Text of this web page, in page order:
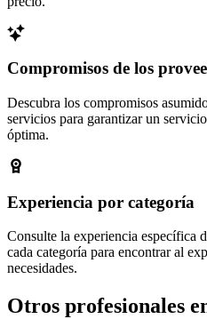
Compromisos de los
Descubra los compromisos
servicios para garantizar un
óptima.
Experiencia por categoría
Consulte la experiencia específica
cada categoría para encontrar al
necesidades.
Otros profesionales